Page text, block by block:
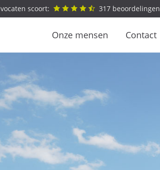
scoort: 317beoordelingen
Onze mensen Contact